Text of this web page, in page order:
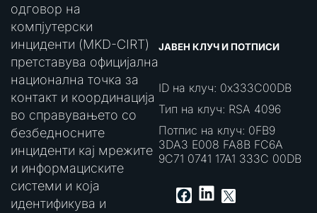
одговор на
компјутерски
инциденти (MKD-CIRT)
претставува официјална
национална точка за
контакт и координација
во справувањето со
безбедносните
инциденти кај мрежите
и информациските
системи и која
идентификува и
ЈАВЕН КЛУЧ И ПОТПИСИ
ID на клуч: 0x333C00DB
Тип на клуч: RSA 4096
Потпис на клуч: 0FB9
3DA3 E008 FA8B FC6A
9C71 0741 17A1 333C 00DB
Facebook
LinkedIn
X